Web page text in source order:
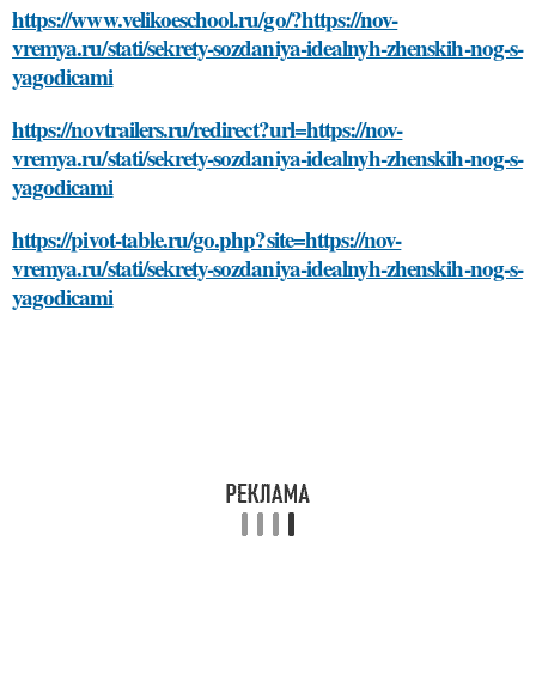
https://www.velikoeschool.ru/go/?https://nov-
vremya.ru/stati/sekrety-sozdaniya-idealnyh-zhenskih-nog-s-
yagodicami
https://novtrailers.ru/redirect?url=https://nov-
vremya.ru/stati/sekrety-sozdaniya-idealnyh-zhenskih-nog-s-
yagodicami
https://pivot-table.ru/go.php?site=https://nov-
vremya.ru/stati/sekrety-sozdaniya-idealnyh-zhenskih-nog-s-
yagodicami